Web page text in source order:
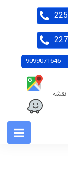
9099071646
نقشه